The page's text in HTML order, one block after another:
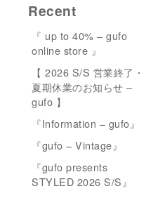
Recent
『 up to 40% – gufo
online store 』
【 2026 S/S 営業終了・
夏期休業のお知らせ –
gufo 】
『Information – gufo』
『gufo – Vintage』
『gufo presents
STYLED 2026 S/S』